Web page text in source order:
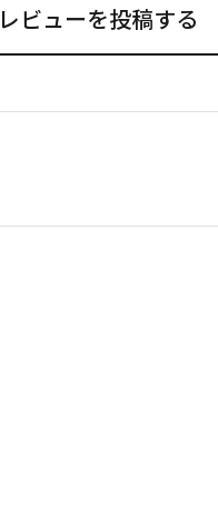
レビューを投稿する